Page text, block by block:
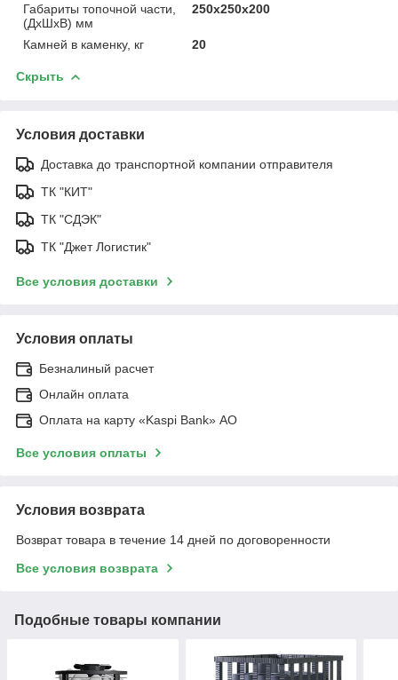
Габариты топочной части,
(ДхШхВ) мм
250х250х200
Камней в каменку, кг 20
Скрыть
Условия доставки
Доставка до транспортной компании отправителя
ТК "КИТ"
ТК "СДЭК"
ТК "Джет Логистик"
Все условия доставки
Условия оплаты
Безналиный расчет
Онлайн оплата
Оплата на карту «Kaspi Bank» АО
Все условия оплаты
Условия возврата
Возврат товара в течение 14 дней по договоренности
Все условия возврата
Подобные товары компании